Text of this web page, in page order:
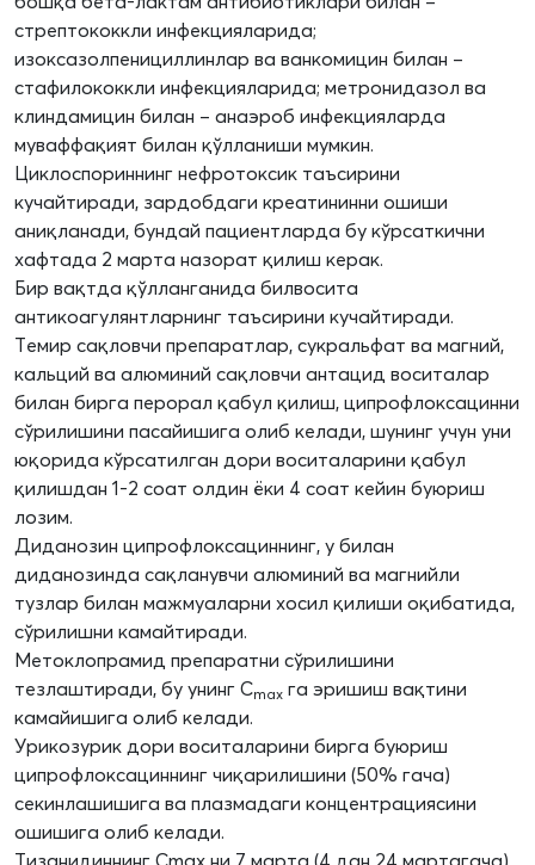
стрептококкли инфекцияларида;
изоксазолпенициллинлар ва ванкомицин билан –
стафилококкли инфекцияларида; метронидазол ва
клиндамицин билан – анаэроб инфекцияларда
муваффақият билан қўлланиши мумкин.
Циклоспориннинг нефротоксик таъсирини
кучайтиради, зардобдаги креатининни ошиши
аниқланади, бундай пациентларда бу кўрсаткични
хафтада 2 марта назорат қилиш керак.
Бир вақтда қўлланганида билвосита
антикоагулянтларнинг таъсирини кучайтиради.
Темир сақловчи препаратлар, сукральфат ва магний,
кальций ва алюминий сақловчи антацид воситалар
билан бирга перорал қабул қилиш, ципрофлоксацинни
сўрилишини пасайишига олиб келади, шунинг учун уни
юқорида кўрсатилган дори воситаларини қабул
қилишдан 1-2 соат олдин ёки 4 соат кейин буюриш
лозим.
Диданозин ципрофлоксациннинг, у билан
диданозинда сақланувчи алюминий ва магнийли
тузлар билан мажмуаларни хосил қилиши оқибатида,
сўрилишни камайтиради.
Метоклопрамид препаратни сўрилишини
тезлаштиради, бу унинг Cmax га эришиш вақтини
камайишига олиб келади.
Урикозурик дори воситаларини бирга буюриш
ципрофлоксациннинг чиқарилишини (50% гача)
секинлашишига ва плазмадаги концентрациясини
ошишига олиб келади.